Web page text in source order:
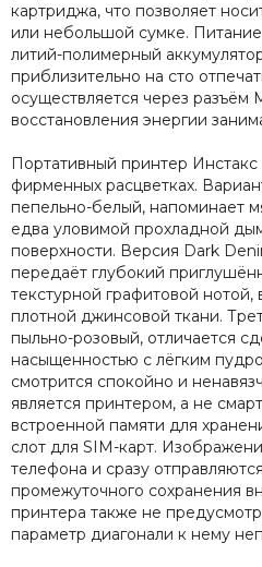
картриджа, что позволяет
или небольшой сумке.
литий-полимерный
приблизительно на сто
осуществляется через разъём
восстановления энергии
Портативный принтер
фирменных расцветках.
пепельно-белый, напоминает
едва уловимой прохладной
поверхности. Версия Dark
передаёт глубокий
текстурной графитовой
плотной джинсовой ткани.
пыльно-розовый, отличается
насыщенностью с лёгким
смотрится спокойно и
является принтером, а не
встроенной памяти для
слот для SIM-карт.
телефона и сразу
промежуточного сохранения
принтера также не
параметр диагонали к нему